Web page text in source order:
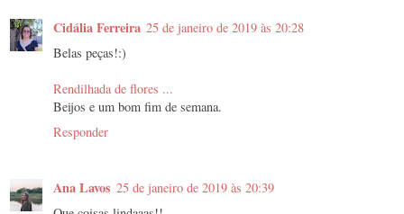
Cidália Ferreira 25 de janeiro de 2019 às 20:28
Belas peças!:)
Rendilhada de flores ...
Beijos e um bom fim de semana.
Responder
Ana Lavos 25 de janeiro de 2019 às 20:39